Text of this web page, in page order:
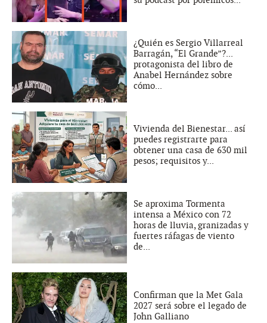
¿Quién es Sergio Villarreal
Barragán, “El Grande”?...
protagonista del libro de
Anabel Hernández sobre
cómo...
Vivienda del Bienestar... así
puedes registrarte para
obtener una casa de 630 mil
pesos; requisitos y...
Se aproxima Tormenta
intensa a México con 72
horas de lluvia, granizadas y
fuertes ráfagas de viento
de...
Confirman que la Met Gala
2027 será sobre el legado de
John Galliano